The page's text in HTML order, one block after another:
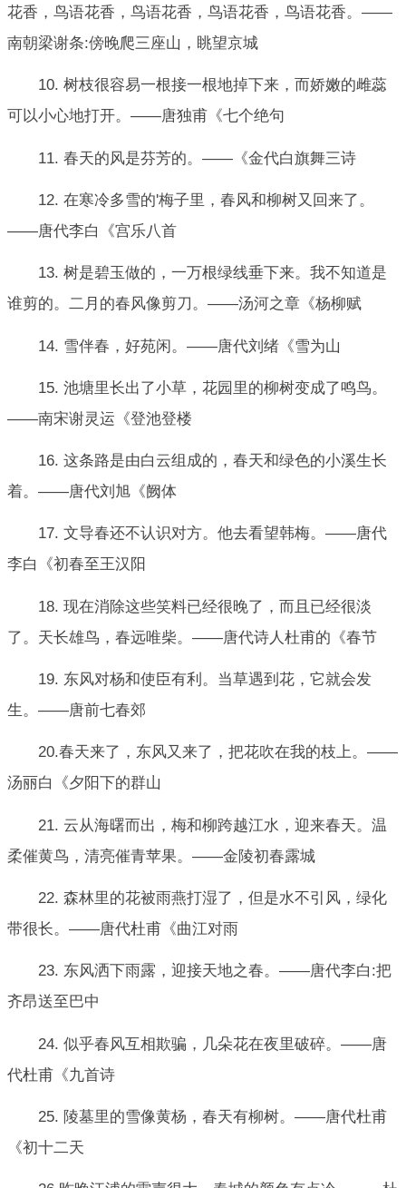
花香，鸟语花香，鸟语花香，鸟语花香，鸟语花香。——
南朝梁谢条:傍晚爬三座山，眺望京城
10. 树枝很容易一根接一根地掉下来，而娇嫩的雌蕊
可以小心地打开。——唐独甫《七个绝句
11. 春天的风是芬芳的。——《金代白旗舞三诗
12. 在寒冷多雪的'梅子里，春风和柳树又回来了。
——唐代李白《宫乐八首
13. 树是碧玉做的，一万根绿线垂下来。我不知道是
谁剪的。二月的春风像剪刀。——汤河之章《杨柳赋
14. 雪伴春，好苑闲。——唐代刘绪《雪为山
15. 池塘里长出了小草，花园里的柳树变成了鸣鸟。
——南宋谢灵运《登池登楼
16. 这条路是由白云组成的，春天和绿色的小溪生长
着。——唐代刘旭《阙体
17. 文导春还不认识对方。他去看望韩梅。——唐代
李白《初春至王汉阳
18. 现在消除这些笑料已经很晚了，而且已经很淡
了。天长雄鸟，春远唯柴。——唐代诗人杜甫的《春节
19. 东风对杨和使臣有利。当草遇到花，它就会发
生。——唐前七春郊
20.春天来了，东风又来了，把花吹在我的枝上。——
汤丽白《夕阳下的群山
21. 云从海曙而出，梅和柳跨越江水，迎来春天。温
柔催黄鸟，清亮催青苹果。——金陵初春露城
22. 森林里的花被雨燕打湿了，但是水不引风，绿化
带很长。——唐代杜甫《曲江对雨
23. 东风洒下雨露，迎接天地之春。——唐代李白:把
齐昂送至巴中
24. 似乎春风互相欺骗，几朵花在夜里破碎。——唐
代杜甫《九首诗
25. 陵墓里的雪像黄杨，春天有柳树。——唐代杜甫
《初十二天